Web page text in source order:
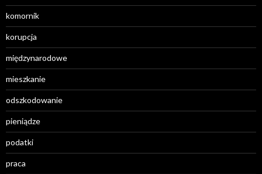
komornik
korupcja
międzynarodowe
mieszkanie
odszkodowanie
pieniądze
podatki
praca